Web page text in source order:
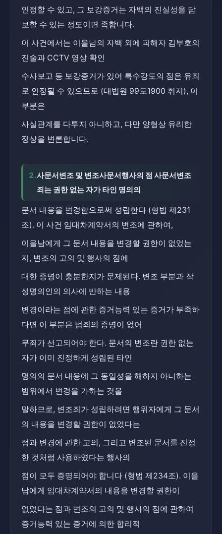
인정할 수 있고, 그 보강증거는 자백의 진실성을 담
보할 수 있는 정도이면 족합니다.
이 사건에서는 이을남의 자백 외에 피해자 김부호의
진술과 CCTV 영상 확인
수사보고 등 보강증거가 있어 특수강도의 점은 유죄
로 인정될 수 있으므로 (대법원 99도1900 취지), 이
부분은
사실관계를 다투지 아니하고, 다만 양형상 유리한
정상을 변론합니다.
2.사문서변조 및 변조사문서행사의 점 사문서변조
죄는 권한 없는 자가 타인 명의의
문서 내용을 변경함으로써 성립한다 (형법 제231
조). 이 사건 임대차계약서의 변조에 관하여,
이을남에게 그 문서 내용을 변경할 권한이 없었는
지, 변조의 고의 및 행사의 점에
대한 증명이 충분한지가 문제된다. 변조 부분과 작
성명의인의 의사에 반하는 내용
변경이라는 점에 관한 증거능력 있는 증거가 부족하
다면 이 부분은 범죄의 증명이 없어
무죄가 선고되어야 한다. 문서의 변조란 권한 없는
자가 이미 진정하게 성립된 타인
명의의 문서 내용에 그 동일성을 해하지 아니하는
범위에서 변경을 가하는 것을
말하므로, 변조죄가 성립하려면 행위자에게 그 문서
의 내용을 변경할 권한이 없었다는
점과 변경에 관한 고의, 그리고 변조된 문서를 진정
한 것처럼 사용하였다는 행사의
점이 모두 증명되어야 합니다 (형법 제234조). 이을
남에게 임대차계약서의 내용을 변경할 권한이
없었다는 점과 변조의 고의 및 행사의 점에 관하여
증거능력 있는 증거에 의한 합리적